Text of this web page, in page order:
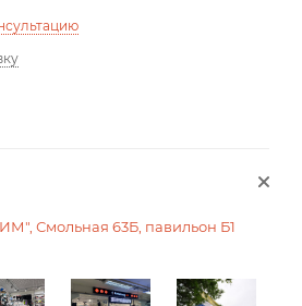
Смольная 63Б, павильон Б1